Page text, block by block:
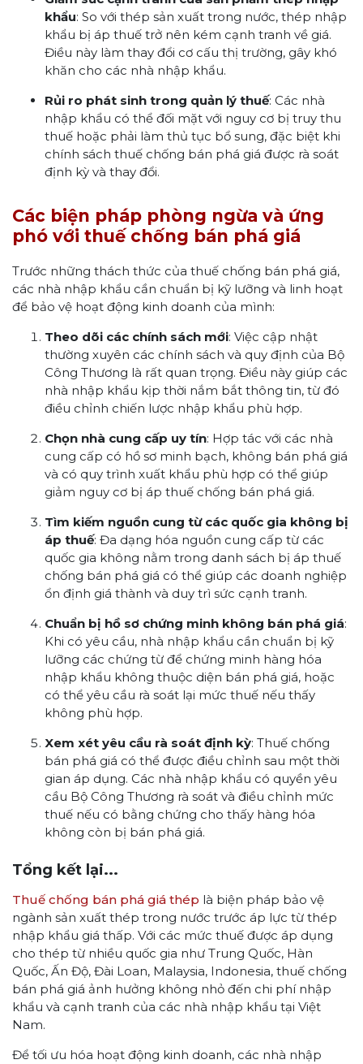
khẩu: So với thép sản xuất trong nước, thép nhập
khẩu bị áp thuế trở nên kém cạnh tranh về giá.
Điều này làm thay đổi cơ cấu thị trường, gây khó
khăn cho các nhà nhập khẩu.
Rủi ro phát sinh trong quản lý thuế: Các nhà
nhập khẩu có thể đối mặt với nguy cơ bị truy thu
thuế hoặc phải làm thủ tục bổ sung, đặc biệt khi
chính sách thuế chống bán phá giá được rà soát
định kỳ và thay đổi.
Các biện pháp phòng ngừa và ứng
phó với thuế chống bán phá giá
Trước những thách thức của thuế chống bán phá giá,
các nhà nhập khẩu cần chuẩn bị kỹ lưỡng và linh hoạt
để bảo vệ hoạt động kinh doanh của mình:
Theo dõi các chính sách mới: Việc cập nhật
thường xuyên các chính sách và quy định của Bộ
Công Thương là rất quan trọng. Điều này giúp các
nhà nhập khẩu kịp thời nắm bắt thông tin, từ đó
điều chỉnh chiến lược nhập khẩu phù hợp.
Chọn nhà cung cấp uy tín: Hợp tác với các nhà
cung cấp có hồ sơ minh bạch, không bán phá giá
và có quy trình xuất khẩu phù hợp có thể giúp
giảm nguy cơ bị áp thuế chống bán phá giá.
Tìm kiếm nguồn cung từ các quốc gia không bị
áp thuế: Đa dạng hóa nguồn cung cấp từ các
quốc gia không nằm trong danh sách bị áp thuế
chống bán phá giá có thể giúp các doanh nghiệp
ổn định giá thành và duy trì sức cạnh tranh.
Chuẩn bị hồ sơ chứng minh không bán phá giá:
Khi có yêu cầu, nhà nhập khẩu cần chuẩn bị kỹ
lưỡng các chứng từ để chứng minh hàng hóa
nhập khẩu không thuộc diện bán phá giá, hoặc
có thể yêu cầu rà soát lại mức thuế nếu thấy
không phù hợp.
Xem xét yêu cầu rà soát định kỳ: Thuế chống
bán phá giá có thể được điều chỉnh sau một thời
gian áp dụng. Các nhà nhập khẩu có quyền yêu
cầu Bộ Công Thương rà soát và điều chỉnh mức
thuế nếu có bằng chứng cho thấy hàng hóa
không còn bị bán phá giá.
Tổng kết lại...
Thuế chống bán phá giá thép là biện pháp bảo vệ
ngành sản xuất thép trong nước trước áp lực từ thép
nhập khẩu giá thấp. Với các mức thuế được áp dụng
cho thép từ nhiều quốc gia như Trung Quốc, Hàn
Quốc, Ấn Độ, Đài Loan, Malaysia, Indonesia, thuế chống
bán phá giá ảnh hưởng không nhỏ đến chi phí nhập
khẩu và cạnh tranh của các nhà nhập khẩu tại Việt
Nam.
Để tối ưu hóa hoạt động kinh doanh, các nhà nhập